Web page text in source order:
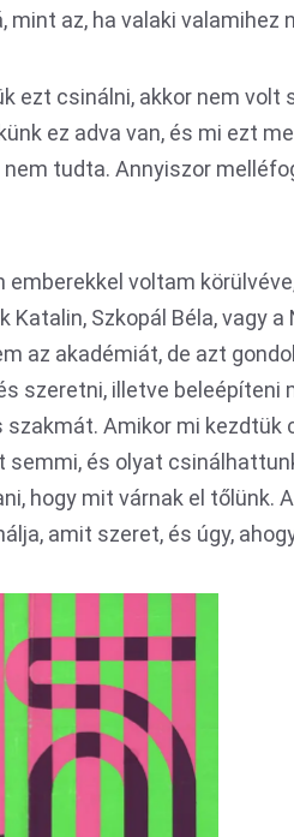
mint az, ha valaki valamihez
ezt csinálni, akkor nem volt
ez adva van, és mi ezt
nem tudta. Annyiszor
emberekkel voltam
Katalin, Szkopál Béla, vagy
az akadémiát, de azt
szeretni, illetve
szakmát. Amikor mi kezdtük
semmi, és olyat
hogy mit várnak el tőlünk.
amit szeret, és úgy,